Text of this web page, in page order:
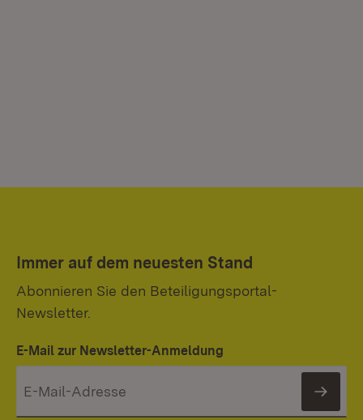
Immer auf dem neuesten Stand
Abonnieren Sie den Beteiligungsportal-
Newsletter.
E-Mail zur Newsletter-Anmeldung